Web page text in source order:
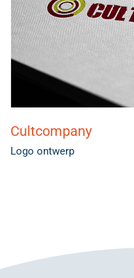
Cultcompany
Logo ontwerp